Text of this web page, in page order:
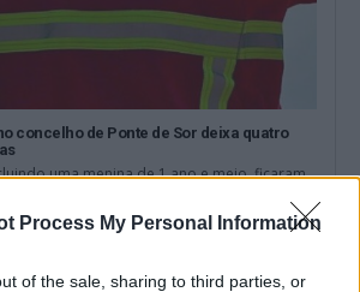
Process My Personal Information
of the sale, sharing to third parties, or
concelho de Ponte de Sor deixa quatro
uma menina de 1 ano e meio, ficaram